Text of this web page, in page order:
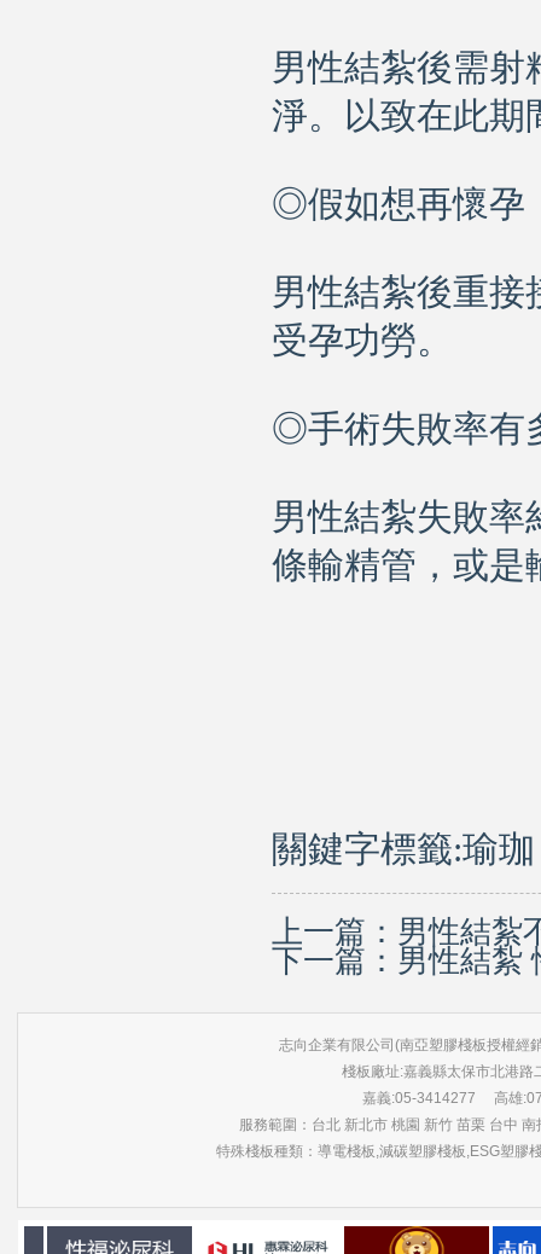
男性結紮後需射
淨。以致在此期
◎假如想再懷孕
男性結紮後重接
受孕功勞。
◎手術失敗率有
男性結紮失敗率
條輸精管，或是
關鍵字標籤:瑜珈
上一篇： 男性結紮
下一篇： 男性結紮
志向企業有限公司(南亞塑膠棧板授權經
棧板廠址:嘉義縣太保市北港
嘉義:05-3414277 高雄
服務範圍：台北 新北市 桃園 新竹 苗栗 台中
特殊棧板種類：導電棧板,減碳塑膠棧板,ESG塑膠